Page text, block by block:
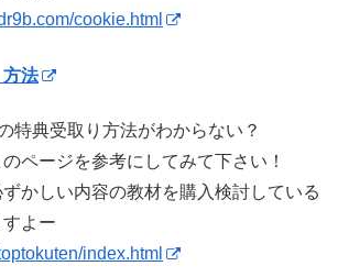
cookie.html
法
特典受取り方法がわからない？
ページを参考にしてみて下さい！
かしい内容の教材を購入検討している
よー
index.html